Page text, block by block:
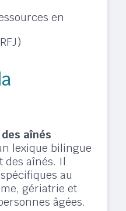
en
aînés
lexique bilingue
des aînés. Il
au
gériatrie et
âgées.